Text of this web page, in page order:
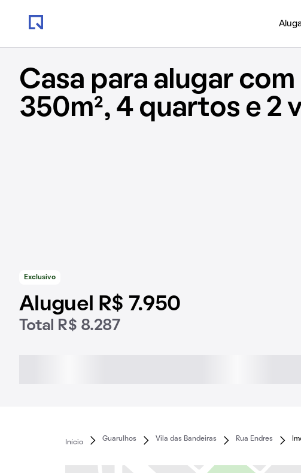
Casa para alugar com
350m², 4 quartos e 2
Exclusivo
Aluguel R$ 7.950
Total R$ 8.287
Início
Guarulhos Vila das Bandeiras Rua Endres